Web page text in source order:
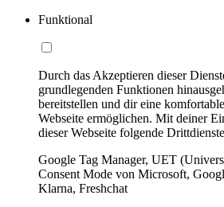
Funktional
Durch das Akzeptieren dieser
grundlegenden Funktionen
bereitstellen und dir eine
Webseite ermöglichen. Mit deiner
dieser Webseite folgende
Google Tag Manager, UET
Consent Mode von Microsoft,
Klarna, Freshchat